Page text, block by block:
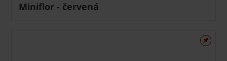
Miniflor - červená